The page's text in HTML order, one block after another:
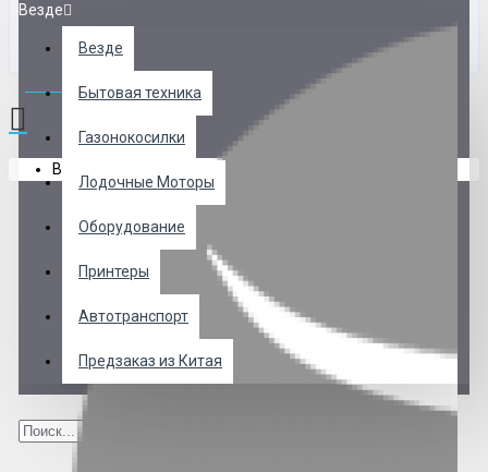
Везде
Везде
Бытовая техника
Газонокосилки
Лодочные Моторы
Оборудование
Принтеры
Автотранспорт
Предзаказ из Китая
0 товар(ов) - 0 р.
В корзине пусто!